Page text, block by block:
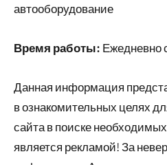
автооборудование
Время работы: Ежедневно
Данная информация
в ознакомительных целях
сайта в поиске
является рекламой! За